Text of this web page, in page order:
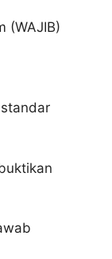
(WAJIB)